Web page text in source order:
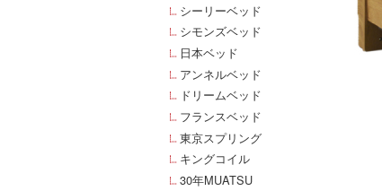
シーリーベッド
シモンズベッド
日本ベッド
アンネルベッド
ドリームベッド
フランスベッド
東京スプリング
キングコイル
30年MUATSU